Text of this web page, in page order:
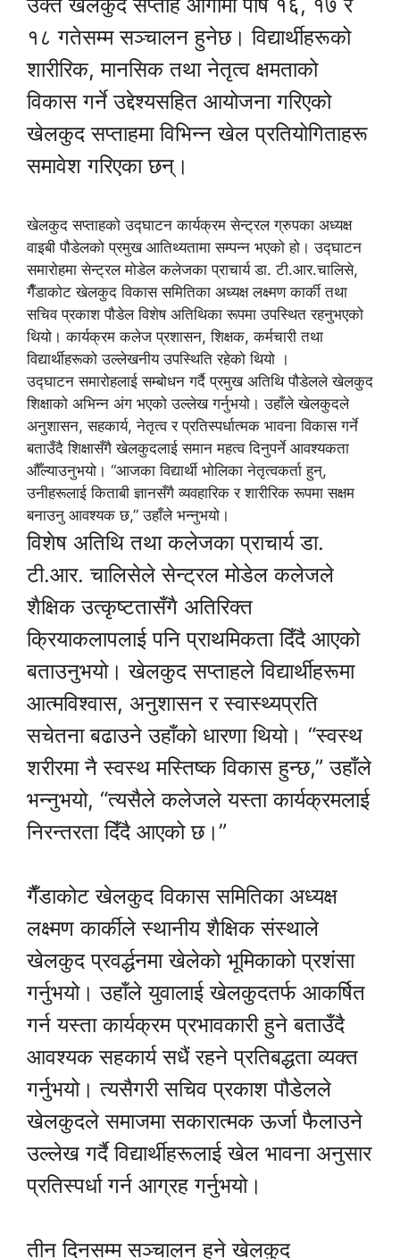
१८ गतेसम्म सञ्चालन हुनेछ। विद्यार्थीहरूको
शारीरिक, मानसिक तथा नेतृत्व क्षमताको
विकास गर्ने उद्देश्यसहित आयोजना गरिएको
खेलकुद सप्ताहमा विभिन्न खेल प्रतियोगिताहरू
समावेश गरिएका छन्।
खेलकुद सप्ताहको उद्घाटन कार्यक्रम सेन्ट्रल ग्रुपका अध्यक्ष
वाइबी पौडेलको प्रमुख आतिथ्यतामा सम्पन्न भएको हो। उद्घाटन
समारोहमा सेन्ट्रल मोडेल कलेजका प्राचार्य डा. टी.आर.चालिसे,
गैँडाकोट खेलकुद विकास समितिका अध्यक्ष लक्ष्मण कार्की तथा
सचिव प्रकाश पौडेल विशेष अतिथिका रूपमा उपस्थित रहनुभएको
थियो। कार्यक्रम कलेज प्रशासन, शिक्षक, कर्मचारी तथा
विद्यार्थीहरूको उल्लेखनीय उपस्थिति रहेको थियो ।
उद्घाटन समारोहलाई सम्बोधन गर्दै प्रमुख अतिथि पौडेलले खेलकुद
शिक्षाको अभिन्न अंग भएको उल्लेख गर्नुभयो। उहाँले खेलकुदले
अनुशासन, सहकार्य, नेतृत्व र प्रतिस्पर्धात्मक भावना विकास गर्ने
बताउँदै शिक्षासँगै खेलकुदलाई समान महत्व दिनुपर्ने आवश्यकता
औँल्याउनुभयो। “आजका विद्यार्थी भोलिका नेतृत्वकर्ता हुन्,
उनीहरूलाई किताबी ज्ञानसँगै व्यवहारिक र शारीरिक रूपमा सक्षम
बनाउनु आवश्यक छ,” उहाँले भन्नुभयो।
विशेष अतिथि तथा कलेजका प्राचार्य डा.
टी.आर. चालिसेले सेन्ट्रल मोडेल कलेजले
शैक्षिक उत्कृष्टतासँगै अतिरिक्त
क्रियाकलापलाई पनि प्राथमिकता दिँदै आएको
बताउनुभयो। खेलकुद सप्ताहले विद्यार्थीहरूमा
आत्मविश्वास, अनुशासन र स्वास्थ्यप्रति
सचेतना बढाउने उहाँको धारणा थियो। “स्वस्थ
शरीरमा नै स्वस्थ मस्तिष्क विकास हुन्छ,” उहाँले
भन्नुभयो, “त्यसैले कलेजले यस्ता कार्यक्रमलाई
निरन्तरता दिँदै आएको छ।”
गैँडाकोट खेलकुद विकास समितिका अध्यक्ष
लक्ष्मण कार्कीले स्थानीय शैक्षिक संस्थाले
खेलकुद प्रवर्द्धनमा खेलेको भूमिकाको प्रशंसा
गर्नुभयो। उहाँले युवालाई खेलकुदतर्फ आकर्षित
गर्न यस्ता कार्यक्रम प्रभावकारी हुने बताउँदै
आवश्यक सहकार्य सधैं रहने प्रतिबद्धता व्यक्त
गर्नुभयो। त्यसैगरी सचिव प्रकाश पौडेलले
खेलकुदले समाजमा सकारात्मक ऊर्जा फैलाउने
उल्लेख गर्दै विद्यार्थीहरूलाई खेल भावना अनुसार
प्रतिस्पर्धा गर्न आग्रह गर्नुभयो।
तीन दिनसम्म सञ्चालन हुने खेलकुद